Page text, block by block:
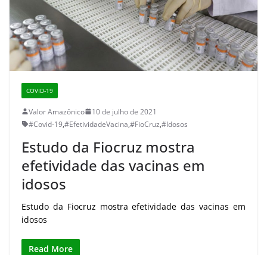
COVID-19
Valor Amazônico
10 de julho de 2021
#Covid-19,#EfetividadeVacina,#FioCruz,#Idosos
Estudo da Fiocruz mostra
efetividade das vacinas em
idosos
Estudo da Fiocruz mostra efetividade das vacinas em
idosos
Read More